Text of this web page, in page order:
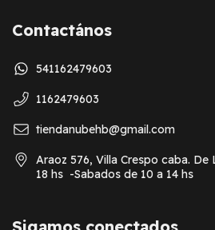
Contactános
541162479603
1162479603
tiendanubehb@gmail.com
Araoz 576, Villa Crespo caba. De
18 hs -Sabados de 10 a 14 hs